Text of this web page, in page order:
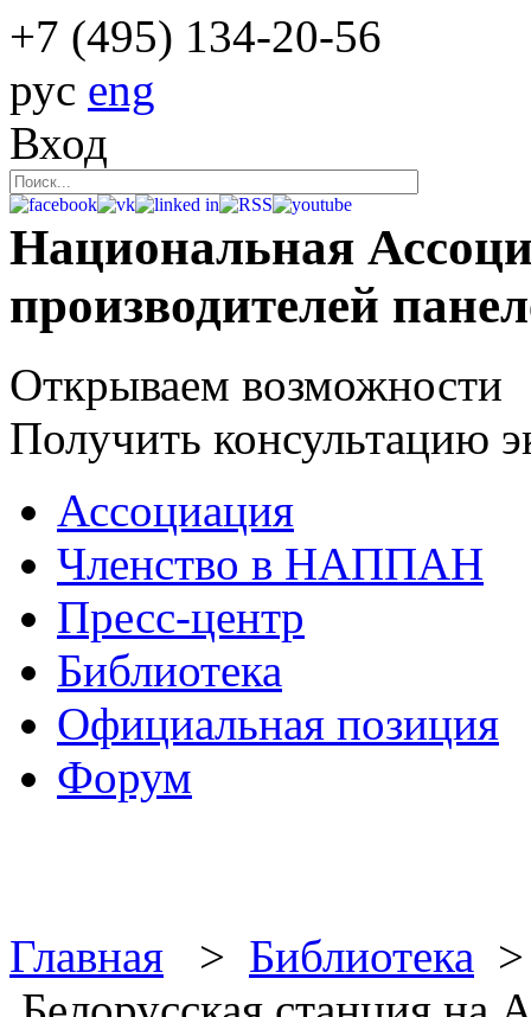
+7 (495) 134-20-56
рус eng
Вход
Национальная
производителей
Открываем возможности
Получить консультацию
Ассоциация
Членство в НАППАН
Пресс-центр
Библиотека
Официальная позиция
Форум
Главная > Библиотека